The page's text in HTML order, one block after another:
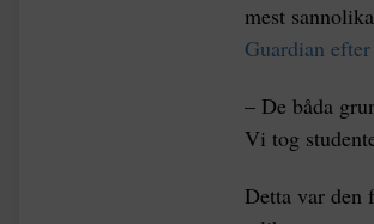
mest
Guardian
– De båda
Vi tog
Detta var den